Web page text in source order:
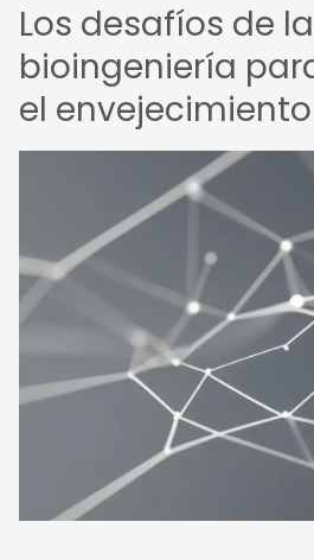
Los desafíos de la
bioingeniería
el envejecimiento